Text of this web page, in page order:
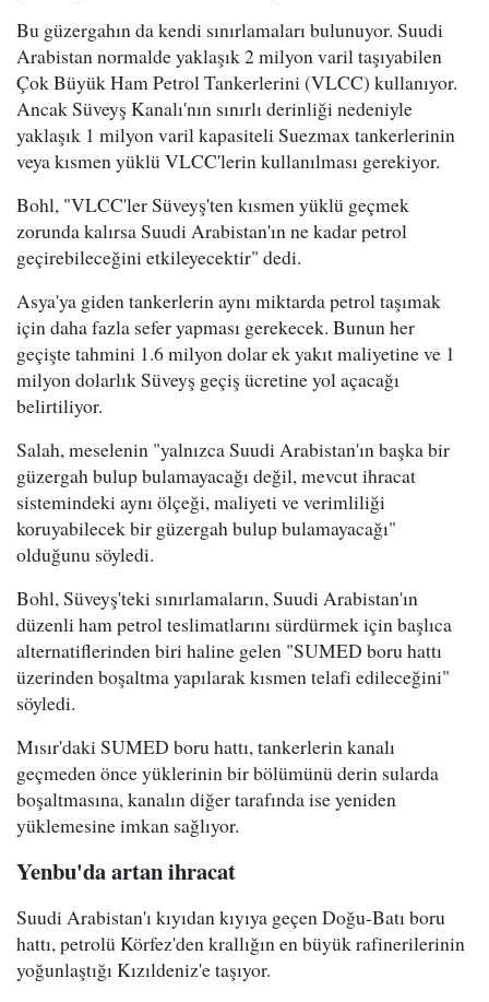
Bu güzergahın da kendi sınırlamaları bulunuyor. Suudi
Arabistan normalde yaklaşık 2 milyon varil taşıyabilen
Çok Büyük Ham Petrol Tankerlerini (VLCC) kullanıyor.
Ancak Süveyş Kanalı'nın sınırlı derinliği nedeniyle
yaklaşık 1 milyon varil kapasiteli Suezmax tankerlerinin
veya kısmen yüklü VLCC'lerin kullanılması gerekiyor.
Bohl, "VLCC'ler Süveyş'ten kısmen yüklü geçmek
zorunda kalırsa Suudi Arabistan'ın ne kadar petrol
geçirebileceğini etkileyecektir" dedi.
Asya'ya giden tankerlerin aynı miktarda petrol taşımak
için daha fazla sefer yapması gerekecek. Bunun her
geçişte tahmini 1.6 milyon dolar ek yakıt maliyetine ve 1
milyon dolarlık Süveyş geçiş ücretine yol açacağı
belirtiliyor.
Salah, meselenin "yalnızca Suudi Arabistan'ın başka bir
güzergah bulup bulamayacağı değil, mevcut ihracat
sistemindeki aynı ölçeği, maliyeti ve verimliliği
koruyabilecek bir güzergah bulup bulamayacağı"
olduğunu söyledi.
Bohl, Süveyş'teki sınırlamaların, Suudi Arabistan'ın
düzenli ham petrol teslimatlarını sürdürmek için başlıca
alternatiflerinden biri haline gelen "SUMED boru hattı
üzerinden boşaltma yapılarak kısmen telafi edileceğini"
söyledi.
Mısır'daki SUMED boru hattı, tankerlerin kanalı
geçmeden önce yüklerinin bir bölümünü derin sularda
boşaltmasına, kanalın diğer tarafında ise yeniden
yüklemesine imkan sağlıyor.
Yenbu'da artan ihracat
Suudi Arabistan'ı kıyıdan kıyıya geçen Doğu-Batı boru
hattı, petrolü Körfez'den krallığın en büyük rafinerilerinin
yoğunlaştığı Kızıldeniz'e taşıyor.